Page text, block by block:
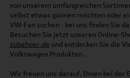
von unserem umfangreichen
selbst etwas gönnen möchten oder
VW-Fan suchen - bei uns finden Sie
Besuchen Sie jetzt unseren Online-
zubehoer.de und entdecken Sie die
Volkswagen Produkten.
Wir freuen uns darauf, Ihnen bei der